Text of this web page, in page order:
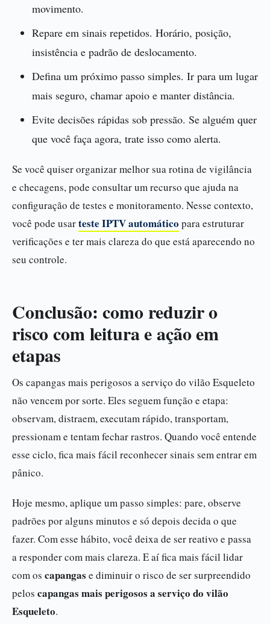
movimento.
Repare em sinais repetidos. Horário, posição,
insistência e padrão de deslocamento.
Defina um próximo passo simples. Ir para um lugar
mais seguro, chamar apoio e manter distância.
Evite decisões rápidas sob pressão. Se alguém quer
que você faça agora, trate isso como alerta.
Se você quiser organizar melhor sua rotina de vigilância
e checagens, pode consultar um recurso que ajuda na
configuração de testes e monitoramento. Nesse contexto,
você pode usarteste IPTV automático para estruturar
verificações e ter mais clareza do que está aparecendo no
seu controle.
Conclusão: como reduzir o
risco com leitura e ação em
etapas
Os capangas mais perigosos a serviço do vilão Esqueleto
não vencem por sorte. Eles seguem função e etapa:
observam, distraem, executam rápido, transportam,
pressionam e tentam fechar rastros. Quando você entende
esse ciclo, fica mais fácil reconhecer sinais sem entrar em
pânico.
Hoje mesmo, aplique um passo simples: pare, observe
padrões por alguns minutos e só depois decida o que
fazer. Com esse hábito, você deixa de ser reativo e passa
a responder com mais clareza. E aí fica mais fácil lidar
com os capangas e diminuir o risco de ser surpreendido
pelos capangas mais perigosos a serviço do vilão
Esqueleto.